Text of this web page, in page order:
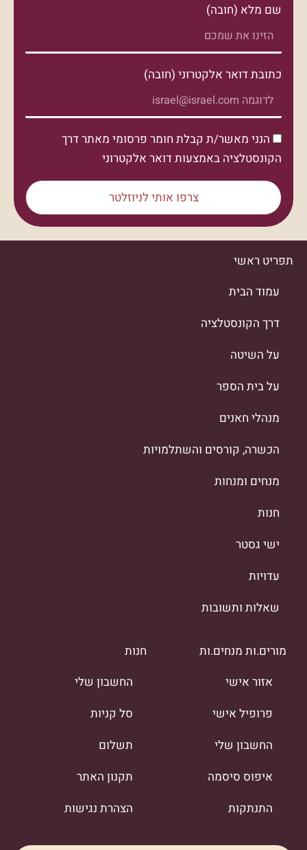
שם מלא (חובה)
כתובת דואר אלקטרוני (חובה)
הנני מאשר/ת קבלת חומר פרסומי מאתר דרך
הקונסטלציה באמצעות דואר אלקטרוני
צרפו אותי לניוזלטר
תפריט ראשי
עמוד הבית
דרך הקונסטלציה
על השיטה
על בית הספר
מנהלי חאנים
הכשרה, קורסים והשתלמויות
מנחים ומנחות
חנות
ישי גסטר
עדויות
שאלות ותשובות
מורים.ות מנחים.ות
אזור אישי
פרופיל אישי
החשבון שלי
איפוס סיסמה
התנתקות
חנות
החשבון שלי
סל קניות
תשלום
תקנון האתר
הצהרת נגישות